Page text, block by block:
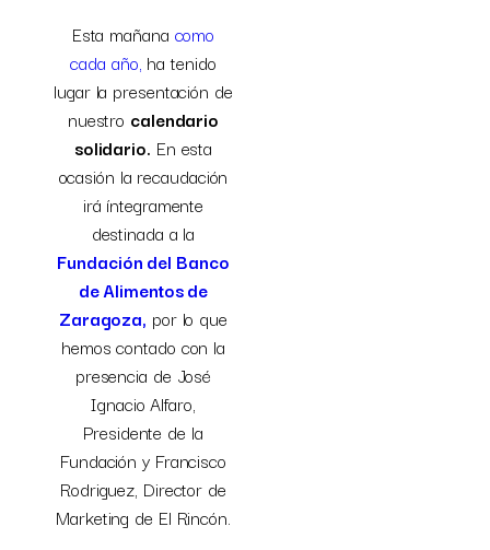
Esta mañana como
cada año, ha tenido
lugar la presentación de
nuestro calendario
solidario. En esta
ocasión la recaudación
irá íntegramente
destinada a la
Fundación del Banco
de Alimentos de
Zaragoza, por lo que
hemos contado con la
presencia de José
Ignacio Alfaro,
Presidente de la
Fundación y Francisco
Rodriguez, Director de
Marketing de El Rincón.